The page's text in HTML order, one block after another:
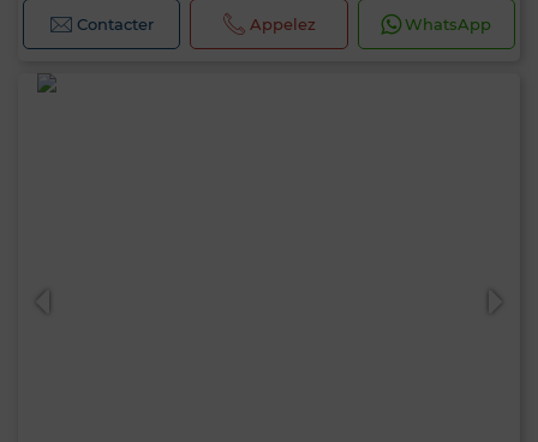
Contacter Appelez WhatsApp